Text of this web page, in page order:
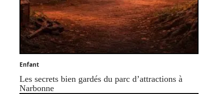
Enfant
Les secrets bien gardés du parc d’attractions à
Narbonne